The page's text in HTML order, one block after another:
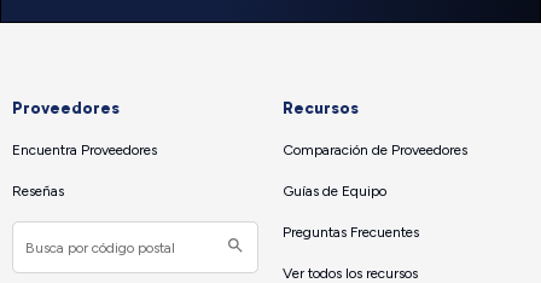
Proveedores
Encuentra Proveedores
Reseñas
Recursos
Comparación de Proveedores
Guías de Equipo
Preguntas Frecuentes
Ver todos los recursos